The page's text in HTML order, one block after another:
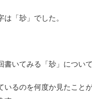
「玅」でした。
いてみる「玅」につい
いるのを何度か見たこと